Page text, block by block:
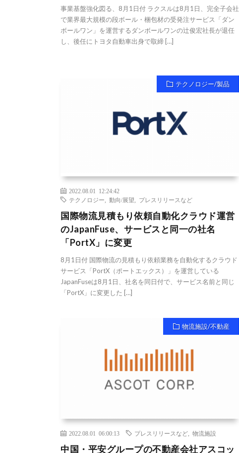
事業基盤強化図る、8月1日付 ラクスルは8月1日、完全子会社
で業界最大規模の段ボール・梱包材の受発注サービス「ダン
ボールワン」を運営するダンボールワンの辻俊宏社長が退任
し、後任にトヨタ自動車出身で取締 […]
テクノロジー/製品
2022.08.01 12:24:42
テクノロジー
動向/展望 プレスリリースなど
国際物流見積もり依頼自動化クラウド運営
のJapanFuse、サービスと同一の社名
「PortX」に変更
8月1日付 国際物流の見積もり依頼業務を自動化するクラウド
サービス「PortX（ポートエックス）」を運営している
JapanFuseは8月1日、社名を同日付で、サービス名前と同じ
「PortX」に変更した […]
物流施設/不動産
2022.08.01 06:00:13 プレスリリースなど 物流施設
中国・平安グループの不動産会社アスコッ